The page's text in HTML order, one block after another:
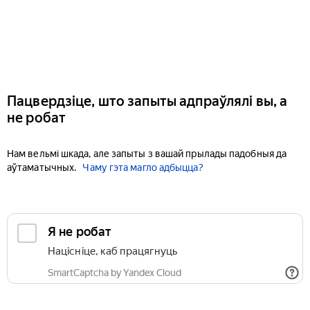
Пацвердзіце, што запыты адпраўлялі вы, а
не робат
Нам вельмі шкада, але запыты з вашай прылады падобныя да
аўтаматычных.
Чаму гэта магло адбыцца?
Я не робат
Націсніце, каб працягнуць
SmartCaptcha by Yandex Cloud